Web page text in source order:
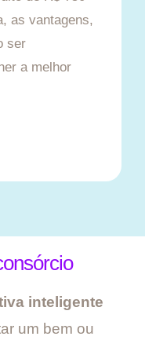
as vantagens,
ser
a melhor
inteligente
um bem ou